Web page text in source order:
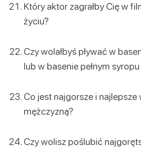
Który aktor zagrałby Cię w
życiu?
Czy wolałbyś pływać w
lub w basenie pełnym
Co jest najgorsze i najlepsze
mężczyzną?
Czy wolisz poślubić